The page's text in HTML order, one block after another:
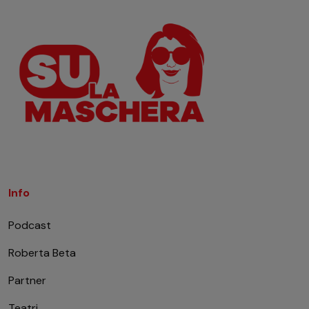
Info
Podcast
Roberta Beta
Partner